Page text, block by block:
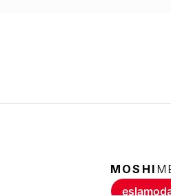
MOSHI